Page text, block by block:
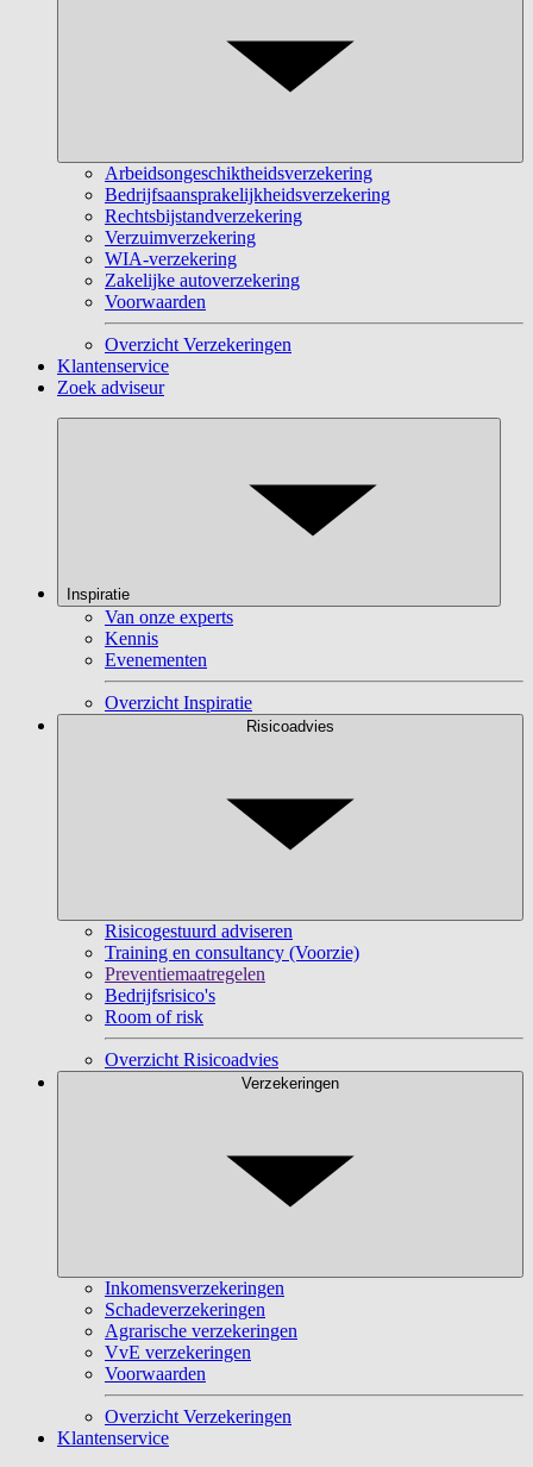
Arbeidsongeschiktheidsverzekering
Bedrijfsaansprakelijkheidsverzekering
Rechtsbijstandverzekering
Verzuimverzekering
WIA-verzekering
Zakelijke autoverzekering
Voorwaarden
Overzicht Verzekeringen
Klantenservice
Zoek adviseur
Inspiratie
Van onze experts
Kennis
Evenementen
Overzicht Inspiratie
Risicoadvies
Risicogestuurd adviseren
Training en consultancy (Voorzie)
Preventiemaatregelen
Bedrijfsrisico's
Room of risk
Overzicht Risicoadvies
Verzekeringen
Inkomensverzekeringen
Schadeverzekeringen
Agrarische verzekeringen
VvE verzekeringen
Voorwaarden
Overzicht Verzekeringen
Klantenservice